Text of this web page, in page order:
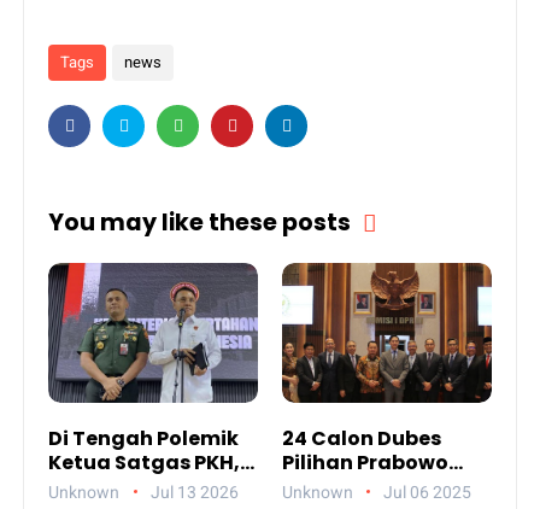
Tags news
You may like these posts
Di Tengah Polemik
Ketua Satgas PKH,
Ada Pesan Penting
Unknown Jul 13 2026
24 Calon Dubes
Pilihan Prabowo
Jalani Uji
Unknown Jul 06 2025